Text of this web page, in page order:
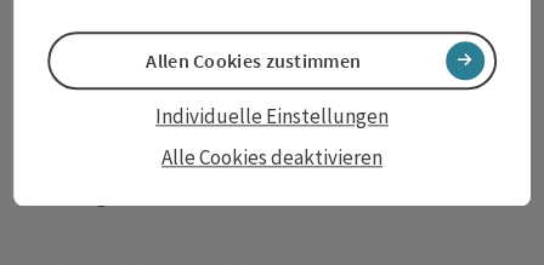
Fax: +43 732 7277 - 804
Öffnungszeiten:
Montag – Donnerstag: 8–12 Uhr und 13–16 Uhr
Alle Cookies deaktivieren
Individuelle Einstellungen
Allen Cookies zustimmen